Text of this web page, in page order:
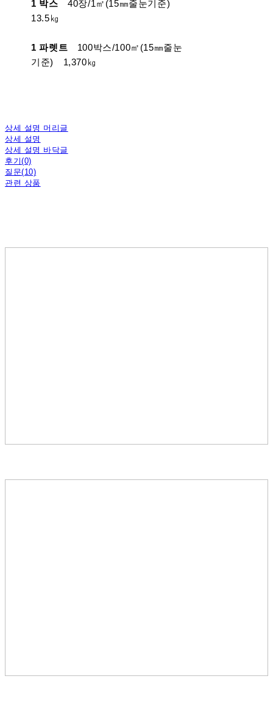
1 박스
40장/1㎡(15㎜줄눈기준)
13.5㎏
1 파렛트
100박스/100㎡(15㎜줄눈
기준) 1,370㎏
상세 설명 머리글
상세 설명
상세 설명 바닥글
후기(0)
질문(10)
관련 상품